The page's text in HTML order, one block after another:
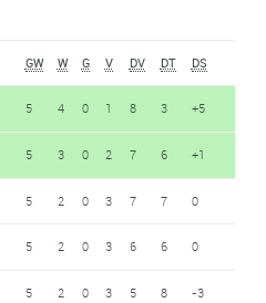
GW W G V DV DT DS
5 4 0 1 8 3 +5
5 3 0 2 7 6 +1
5 2 0 3 7 7 0
5 2 0 3 6 6 0
5 2 0 3 5 8 -3